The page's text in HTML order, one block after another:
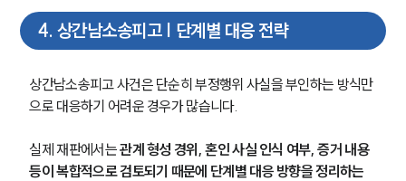
4. 상간남소송피고 | 단계별 대응 전략
상간남소송피고 사건은 단순히 부정행위 사실을 부인하는 방식만
으로 대응하기 어려운 경우가 많습니다.
실제 재판에서는 관계 형성 경위, 혼인 사실 인식 여부, 증거 내용
등이 복합적으로 검토되기 때문에 단계별 대응 방향을 정리하는